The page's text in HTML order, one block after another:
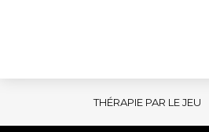
THÉRAPIE PAR LE JEU